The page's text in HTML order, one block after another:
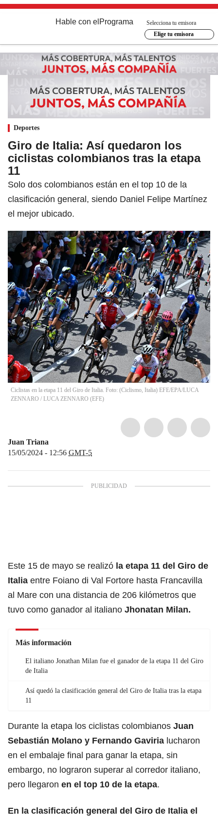
Hable con el Programa
Selecciona tu emisora
Elige tu emisora
Deportes
Giro de Italia: Así quedaron los
ciclistas colombianos tras la etapa
11
Solo dos colombianos están en el top 10 de la
clasificación general, siendo Daniel Felipe Martínez
el mejor ubicado.
Ciclistas en la etapa 11 del Giro de Italia. Foto: (Ciclismo, Italia) EFE/EPA/LUCA
ZENNARO / LUCA ZENNARO (EFE)
Juan Triana
15/05/2024 - 12:56 GMT-5
Este 15 de mayo se realizó la etapa 11 del Giro de
Italia entre Foiano di Val Fortore hasta Francavilla
al Mare con una distancia de 206 kilómetros que
tuvo como ganador al italiano Jhonatan Milan.
Más información
El italiano Jonathan Milan fue el ganador de la etapa 11 del Giro
de Italia
Así quedó la clasificación general del Giro de Italia tras la etapa
11
Durante la etapa los ciclistas colombianos Juan
Sebastián Molano y Fernando Gaviria lucharon
en el embalaje final para ganar la etapa, sin
embargo, no lograron superar al corredor italiano,
pero llegaron en el top 10 de la etapa.
En la clasificación general del Giro de Italia el